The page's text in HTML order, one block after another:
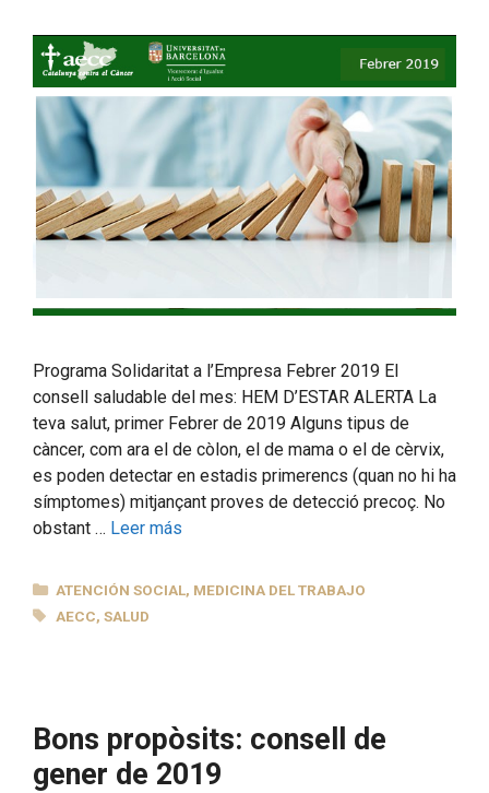
Programa Solidaritat a l’Empresa Febrer 2019 El
consell saludable del mes: HEM D’ESTAR ALERTA La
teva salut, primer Febrer de 2019 Alguns tipus de
càncer, com ara el de còlon, el de mama o el de cèrvix,
es poden detectar en estadis primerencs (quan no hi ha
símptomes) mitjançant proves de detecció precoç. No
obstant … Leer más
CATEGORÍAS
ATENCIÓN SOCIAL, MEDICINA DEL TRABAJO
ETIQUETAS
AECC,SALUD
Bons propòsits: consell de
gener de 2019